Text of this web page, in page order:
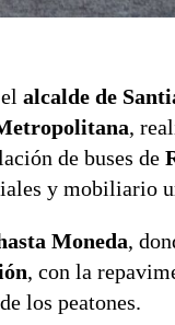
alcalde de
,
de buses de
y mobiliario
Moneda,
, con la
los peatones.